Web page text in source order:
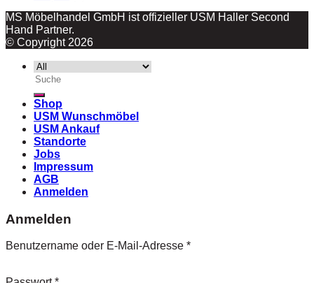
MS Möbelhandel GmbH ist offizieller USM Haller Second
Hand Partner.
© Copyright 2026
Suche
nach:
Shop
USM Wunschmöbel
USM Ankauf
Standorte
Jobs
Impressum
AGB
Anmelden
Anmelden
Benutzername oder E-Mail-Adresse *